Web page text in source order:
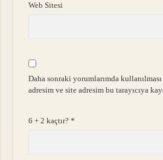
Web Sitesi
Daha sonraki yorumlarımda
adresim ve site adresim bu tarayıcıya
6 + 2 kaçtır?*